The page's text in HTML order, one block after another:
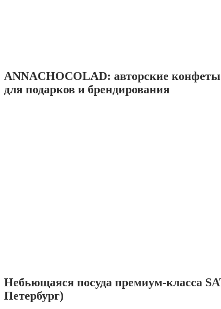
ANNACHOCOLAD: авторские
для подарков и брендирования
Небьющаяся посуда премиум-класса
Петербург)